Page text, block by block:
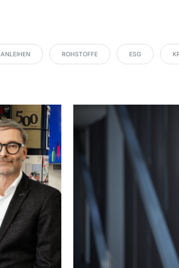
ANLEIHEN ROHSTOFFE ESG